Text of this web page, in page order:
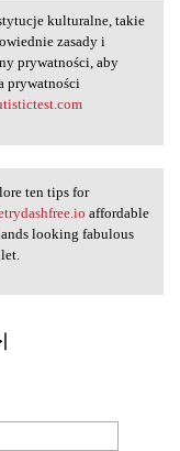
kulturalne, takie
zasady i
prywatności, aby
prywatności
ten tips for
affordable
looking fabulous